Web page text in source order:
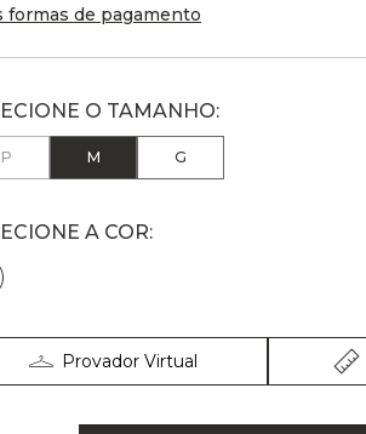
formas de pagamento
P M G
Provador Virtual